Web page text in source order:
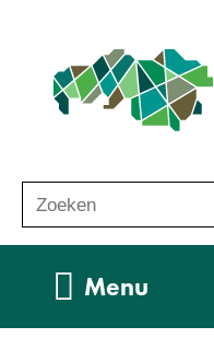
o
e
Zoeken
Menu